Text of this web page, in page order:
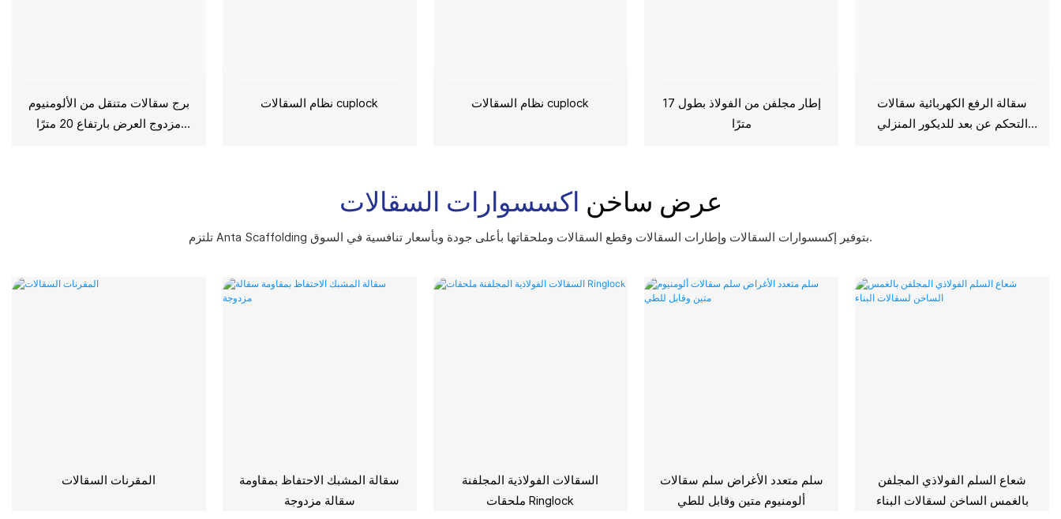
برج سقالات متنقل من الألومنيوم
مزدوج العرض بارتفاع 20 مترًا
نظام السقالات cuplock نظام السقالات cuplock
إطار مجلفن من الفولاذ بطول 17
مترًا
سقالة الرفع الكهربائية سقالات
التحكم عن بعد للديكور المنزلي
عرض ساخن اكسسوارات السقالات
تلتزم Anta Scaffolding بتوفير إكسسوارات السقالات وإطارات السقالات وقطع السقالات وملحقاتها بأعلى جودة وبأسعار تنافسية في السوق.
المقرنات السقالات
سقالة المشبك الاحتفاظ بمقاومة
سقالة مزدوجة
السقالات الفولاذية المجلفنة
ملحقات Ringlock
سلم متعدد الأغراض سلم سقالات
ألومنيوم متين وقابل للطي
شعاع السلم الفولاذي المجلفن
بالغمس الساخن لسقالات البناء